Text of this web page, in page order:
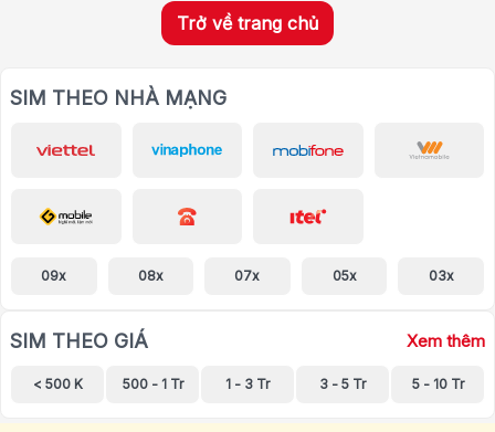
Trở về trang chủ
SIM THEO NHÀ MẠNG
09x 08x 07x 05x 03x
SIM THEO GIÁ Xem thêm
< 500 K 500 - 1 Tr 1 - 3 Tr 3 - 5 Tr 5 - 10 Tr